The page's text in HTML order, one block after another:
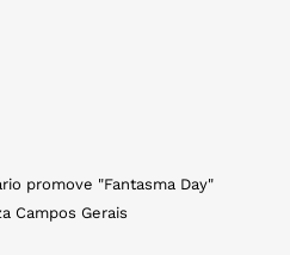
promove "Fantasma Day"
Campos Gerais